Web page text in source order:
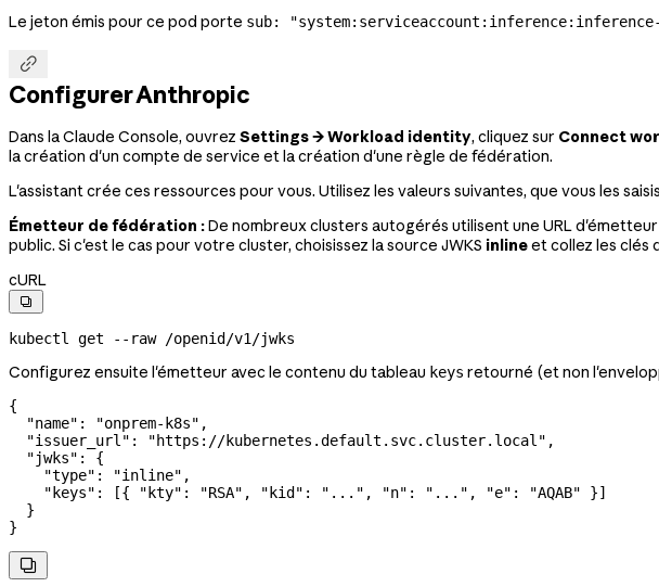
Le jeton émis pour ce pod porte sub:

Configurer Anthropic
Dans la Claude Console, ouvrez Settings → Workload identity, cliquez sur Connect
la création d'un compte de service et la création d'une règle de fédération.
L'assistant crée ces ressources pour vous. Utilisez les valeurs suivantes, que vous les
Émetteur de fédération :De nombreux clusters autogérés utilisent une URL
public. Si c'est le cas pour votre cluster, choisissez la source JWKS inlineet collez les clés
cURL

kubectl get --raw /openid/v1/jwks
Configurez ensuite l'émetteur avec le contenu du tableau keys retourné (et non
{
  "name"
: "onprem-k8s" ,
  "issuer_url"
: "https://kubernetes.default.svc.cluster.local" ,
  "jwks"
: {
    "type"
: "inline" ,
    "keys"
: [{ "kty" : "RSA" , "kid" : "..." , "n" : "..." , "e" : "AQAB" }]
  }
}
